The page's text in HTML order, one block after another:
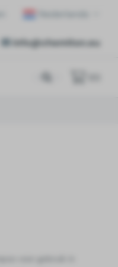
info@chemiton.eu